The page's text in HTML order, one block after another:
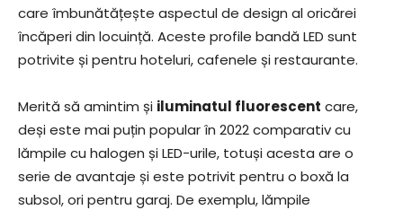
care îmbunătățește aspectul de design al oricărei
încăperi din locuință. Aceste profile bandă LED sunt
potrivite și pentru hoteluri, cafenele și restaurante.
Merită să amintim și iluminatul fluorescent care,
deși este mai puțin popular în 2022 comparativ cu
lămpile cu halogen și LED-urile, totuși acesta are o
serie de avantaje și este potrivit pentru o boxă la
subsol, ori pentru garaj. De exemplu, lămpile